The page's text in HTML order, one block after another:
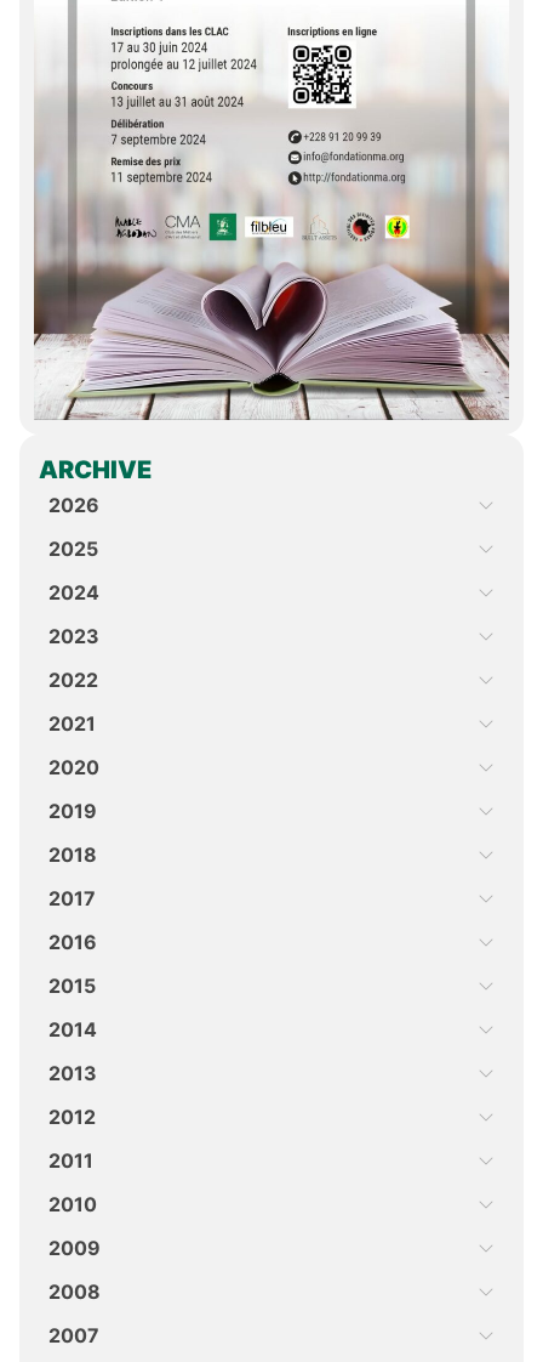
ARCHIVE
2026
2025
2024
2023
2022
2021
2020
2019
2018
2017
2016
2015
2014
2013
2012
2011
2010
2009
2008
2007